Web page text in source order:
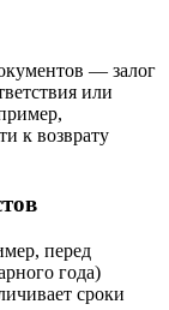
— залог
или
к возврату
перед
года)
сроки